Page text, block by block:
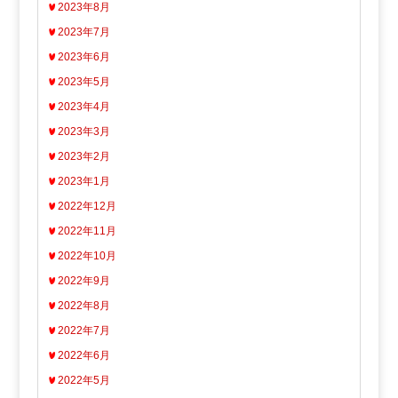
2023年8月
2023年7月
2023年6月
2023年5月
2023年4月
2023年3月
2023年2月
2023年1月
2022年12月
2022年11月
2022年10月
2022年9月
2022年8月
2022年7月
2022年6月
2022年5月